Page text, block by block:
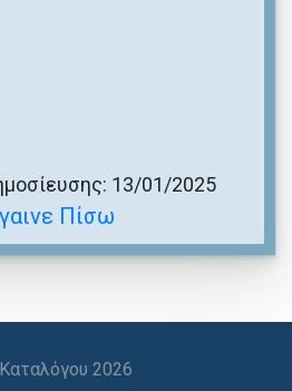
Πίσω
13/01/2025
2026